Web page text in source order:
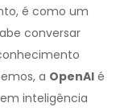
é como um
conversar
a OpenAI é
inteligência